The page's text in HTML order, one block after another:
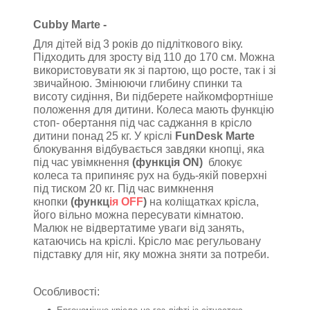
Cubby Marte -
Для дітей від 3 років до підліткового віку.
Підходить для зросту від 110 до 170 см. Можна
використовувати як зі партою, що росте, так і зі
звичайною. Змінюючи глибину спинки та
висоту сидіння, Ви підберете найкомфортніше
положення для дитини. Колеса мають функцію
стоп- обертання під час саджання в крісло
дитини понад 25 кг. У кріслі FunDesk Marte
блокування відбувається завдяки кнопці, яка
під час увімкнення (функція ON) блокує
колеса та припиняє рух на будь-якій поверхні
під тиском 20 кг. Під час вимкнення
кнопки (функція OFF) на коліщатках крісла,
його вільно можна пересувати кімнатою.
Малюк не відвертатиме уваги від занять,
катаючись на кріслі. Крісло має регульовану
підставку для ніг, яку можна зняти за потреби.
Особливості: